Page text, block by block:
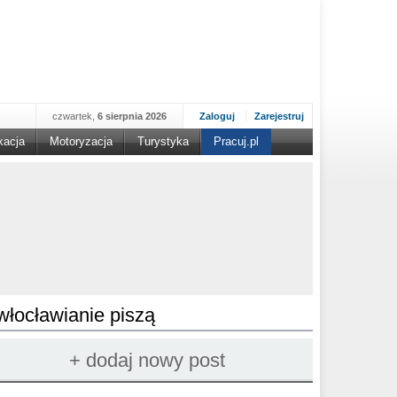
Zaloguj Zarejestruj
czwartek, 6 sierpnia 2026
Motoryzacja Turystyka Pracuj.pl
piszą